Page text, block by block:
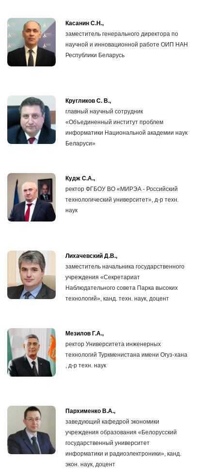
Касанин С.Н.,
заместитель генерального директора по
научной и инновационной работе ОИП НАН
Республики Беларусь
Кругликов С. В.,
главный научный сотрудник
«Объединенный институт проблем
информатики Национальной академии наук
Беларуси»
Кудж С.А.,
ректор ФГБОУ ВО «МИРЭА - Российский
технологический университет», д-р техн.
наук
Лихачевский Д.В.,
заместитель начальника государственного
учреждения «Секретариат
Наблюдательного совета Парка высоких
технологий», канд. техн. наук, доцент
Мезилов Г.А.,
ректор Университета инженерных
технологий Туркменистана имени Огуз-хана
, д-р техн. наук
Пархименко В.А.,
заведующий кафедрой экономики
учреждения образования «Белорусский
государственный университет
информатики и радиоэлектроники», канд.
экон. наук, доцент